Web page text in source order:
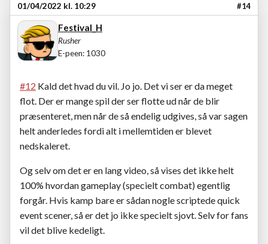
01/04/2022 kl. 10:29 #14
Festival_H
Rusher
E-peen: 1030
#12 Kald det hvad du vil. Jo jo. Det vi ser er da meget
flot. Der er mange spil der ser flotte ud når de blir
præsenteret, men når de så endelig udgives, så var sagen
helt anderledes fordi alt i mellemtiden er blevet
nedskaleret.
Og selv om det er en lang video, så vises det ikke helt
100% hvordan gameplay (specielt combat) egentlig
forgår. Hvis kamp bare er sådan nogle scriptede quick
event scener, så er det jo ikke specielt sjovt. Selv for fans
vil det blive kedeligt.